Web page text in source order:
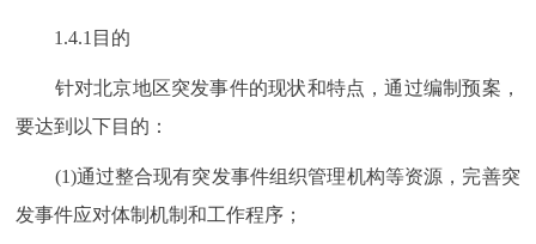
1.4.1目的
针对北京地区突发事件的现状和特点，通过编制预案，
要达到以下目的：
(1)通过整合现有突发事件组织管理机构等资源，完善突
发事件应对体制机制和工作程序；